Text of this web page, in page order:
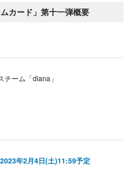
カード」第十一弾概要
ーム「diana」
年2月4日(土)11:59予定